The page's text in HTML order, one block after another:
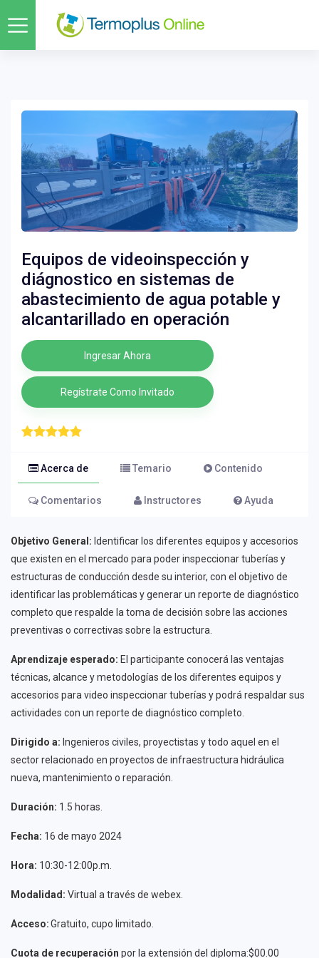
Equipos de videoinspección y
diágnostico en sistemas de
abastecimiento de agua potable y
alcantarillado en operación
Ingresar Ahora
Regístrate Como Invitado
Acerca de Temario Contenido
Comentarios Instructores Ayuda
Objetivo General: Identificar los diferentes equipos y accesorios
que existen en el mercado para poder inspeccionar tuberías y
estructuras de conducción desde su interior, con el objetivo de
identificar las problemáticas y generar un reporte de diagnóstico
completo que respalde la toma de decisión sobre las acciones
preventivas o correctivas sobre la estructura.
Aprendizaje esperado: El participante conocerá las ventajas
técnicas, alcance y metodologías de los diferentes equipos y
accesorios para video inspeccionar tuberías y podrá respaldar sus
actividades con un reporte de diagnóstico completo.
Dirigido a: Ingenieros civiles, proyectistas y todo aquel en el
sector relacionado en proyectos de infraestructura hidráulica
nueva, mantenimiento o reparación.
Duración: 1.5 horas.
Fecha: 16 de mayo 2024
Hora: 10:30-12:00p.m.
Modalidad: Virtual a través de webex.
Acceso:Gratuito, cupo limitado.
Cuota de recuperación por la extensión del diploma:$00.00